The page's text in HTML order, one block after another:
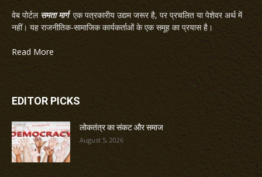
वेब पोर्टल समता मार्गएक पत्रकारीय उद्यम जरूर है, पर प्रचलित या पेशेवर अर्थ में
नहीं। यह राजनीतिक-सामाजिक कार्यकर्ताओं के एक समूह का प्रयास है।
Read More
EDITOR PICKS
लोकतंत्र का संकट और समाज
August 5, 2026